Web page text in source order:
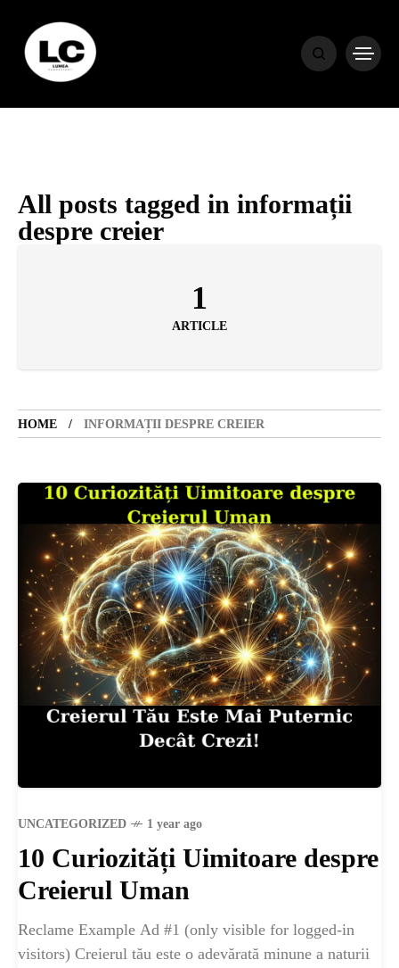
All posts tagged in informații
despre creier
1
ARTICLE
HOME INFORMAȚII DESPRE CREIER
UNCATEGORIZED 1 year ago
10 Curiozități Uimitoare despre
Creierul Uman
Reclame Example Ad #1 (only visible for logged-in
visitors) Creierul tău este o adevărată minune a naturii
HOME
HOROSCOP
ENGLISH
CONTENT
SANATATE
SI
INGRIJIRE
ISTORIE
NATURĂ
STIRI
ȘTIINȚA
ANIMALE
OAMENI